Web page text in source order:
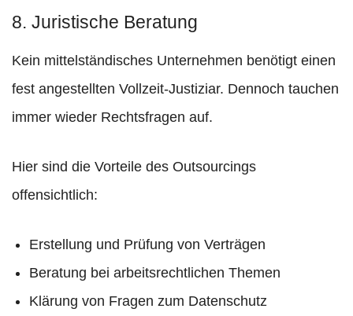
8. Juristische Beratung
Kein mittelständisches Unternehmen benötigt einen
fest angestellten Vollzeit-Justiziar. Dennoch tauchen
immer wieder Rechtsfragen auf.
Hier sind die Vorteile des Outsourcings
offensichtlich:
Erstellung und Prüfung von Verträgen
Beratung bei arbeitsrechtlichen Themen
Klärung von Fragen zum Datenschutz